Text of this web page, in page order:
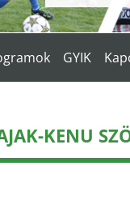
GYIK
KENU